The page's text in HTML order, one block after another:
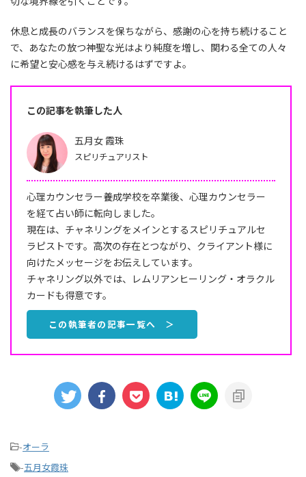
休息と成長のバランスを保ちながら、感謝の心を持ち続けること
で、あなたの放つ神聖な光はより純度を増し、関わる全ての人々
に希望と安心感を与え続けるはずですよ。
この記事を執筆した人
五月女 霞珠
スピリチュアリスト
心理カウンセラー養成学校を卒業後、心理カウンセラー
を経て占い師に転向しました。
現在は、チャネリングをメインとするスピリチュアルセ
ラピストです。高次の存在とつながり、クライアント様に
向けたメッセージをお伝えしています。
チャネリング以外では、レムリアンヒーリング・オラクル
カードも得意です。
この執筆者の記事一覧へ ＞
-オーラ
-五月女霞珠